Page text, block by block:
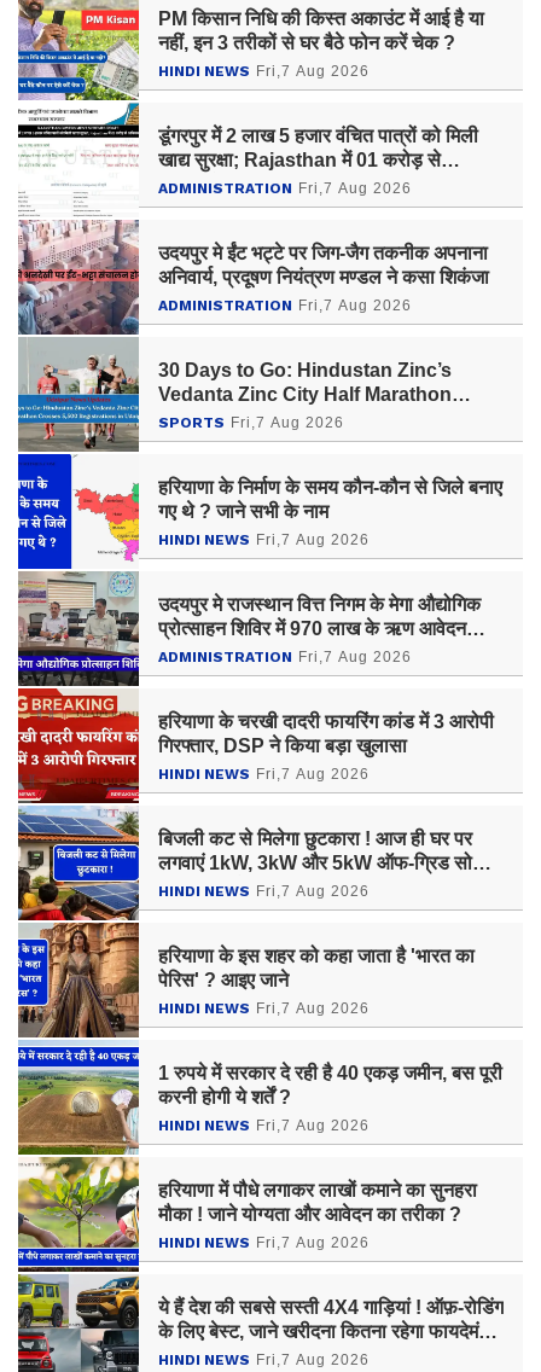
PM किसान निधि की किस्त अकाउंट में आई है या
नहीं, इन 3 तरीकों से घर बैठे फोन करें चेक ?
HINDI NEWS Fri,7 Aug 2026
डूंगरपुर में 2 लाख 5 हजार वंचित पात्रों को मिली
खाद्य सुरक्षा; Rajasthan में 01 करोड़ से
अधिकको लाभ
ADMINISTRATION Fri,7 Aug 2026
उदयपुर मे ईंट भट्टे पर जिग-जैग तकनीक अपनाना
अनिवार्य, प्रदूषण नियंत्रण मण्डल ने कसा शिकंजा
ADMINISTRATION Fri,7 Aug 2026
30 Days to Go: Hindustan Zinc’s
Vedanta Zinc City Half Marathon
Crosses 5,500 Registrations in
Udaipur
SPORTS Fri,7 Aug 2026
हरियाणा के निर्माण के समय कौन-कौन से जिले बनाए
गए थे ? जाने सभी के नाम
HINDI NEWS Fri,7 Aug 2026
उदयपुर मे राजस्थान वित्त निगम के मेगा औद्योगिक
प्रोत्साहन शिविर में 970 लाख के ऋण आवेदन
प्राप्त
ADMINISTRATION Fri,7 Aug 2026
हरियाणा के चरखी दादरी फायरिंग कांड में 3 आरोपी
गिरफ्तार, DSP ने किया बड़ा खुलासा
HINDI NEWS Fri,7 Aug 2026
बिजली कट से मिलेगा छुटकारा ! आज ही घर पर
लगवाएं 1kW, 3kW और 5kW ऑफ-ग्रिड सोलर
सिस्टम, जाने कीमत ?
HINDI NEWS Fri,7 Aug 2026
हरियाणा के इस शहर को कहा जाता है 'भारत का
पेरिस' ? आइए जाने
HINDI NEWS Fri,7 Aug 2026
1 रुपये में सरकार दे रही है 40 एकड़ जमीन, बस पूरी
करनी होगी ये शर्तें ?
HINDI NEWS Fri,7 Aug 2026
हरियाणा में पौधे लगाकर लाखों कमाने का सुनहरा
मौका ! जाने योग्यता और आवेदन का तरीका ?
HINDI NEWS Fri,7 Aug 2026
ये हैं देश की सबसे सस्ती 4X4 गाड़ियां ! ऑफ़-रोडिंग
के लिए बेस्ट, जाने खरीदना कितना रहेगा फायदेमंद
?
HINDI NEWS Fri,7 Aug 2026